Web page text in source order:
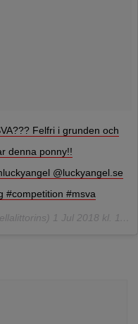
Felfri i grunden och
denna ponny!!
@luckyangel.se
#competition #msva
1 Jul 2018 kl. 11:09 PDT